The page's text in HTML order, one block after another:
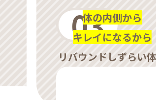
体の内側から
キレイになるから
リバウンドしずらい